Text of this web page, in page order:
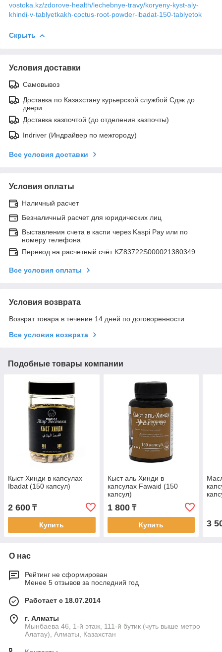
vostoka.kz/zdorove-health/lechebnye-travy/koryeny-kyst-aly-
khindi-v-tablyetkakh-coctus-root-powder-ibadat-150-tablyetok
Скрыть
Условия доставки
Самовывоз
Доставка по Казахстану курьерской службой Сдэк до
двери
Доставка казпочтой (до отделения казпочты)
Indriver (Индрайвер по межгороду)
Все условия доставки
Условия оплаты
Наличный расчет
Безналичный расчет для юридических лиц
Выставления счета в каспи через Kaspi Pay или по
номеру телефона
Перевод на расчетный счёт KZ83722S000021380349
Все условия оплаты
Условия возврата
Возврат товара в течение 14 дней по договоренности
Все условия возврата
Подобные товары компании
Кыст Хинди в капсулах
Ibadat (150 капсул)
2 600 ₸
Купить
Кыст аль Хинди в
капсулах Fawaid (150
капсул)
1 800₸
Купить 3
О нас
Рейтинг не сформирован
Менее 5 отзывов за последний год
Работает с 18.07.2014
г. Алматы
Мынбаева 46, 1-й этаж, 111-й бутик (чуть выше метро
Алатау), Алматы, Казахстан